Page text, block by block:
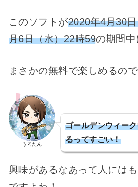
このソフトが2020年4月30
月6日（水）22時59の期間中
まさかの無料で楽しめるので
うろたん
ゴールデンウィー
るってすごい！
興味があるなあって人には